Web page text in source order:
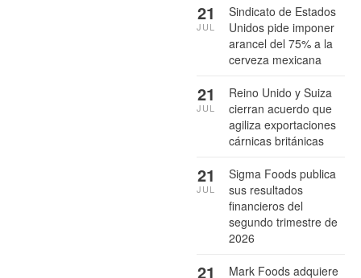
Sindicato de Estados
Unidos pide imponer
arancel del 75% a la
cerveza mexicana
21
JUL
Reino Unido y Suiza
cierran acuerdo que
agiliza exportaciones
cárnicas británicas
21
JUL
Sigma Foods publica
sus resultados
financieros del
segundo trimestre de
2026
21
JUL
Mark Foods adquiere
21